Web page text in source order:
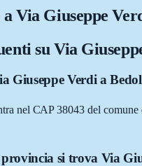
aVia Giuseppe
su Via
Giuseppe Verdi a
nel CAP 38043 del
si trova Via